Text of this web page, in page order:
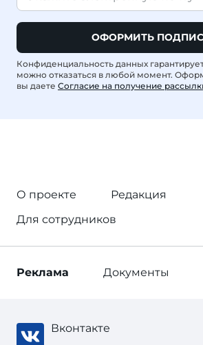
ОФОРМИТЬ
Конфиденциальность данных
можно отказаться в любой момент.
вы даете Согласие на получение
О проекте
Редакция
Для сотрудников
Реклама Документы
Вконтакте